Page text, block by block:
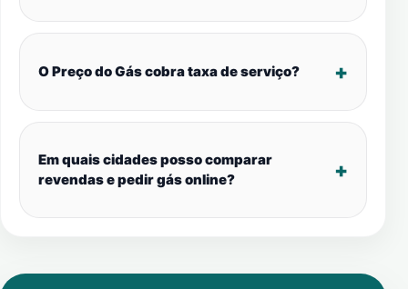
O Preço do Gás cobra taxa de serviço?
Em quais cidades posso comparar
revendas e pedir gás online?